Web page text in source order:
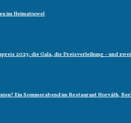
im Heimatjuwel
2023: die Gala, die Preisverleihung – und
Ein Sommerabend im Restaurant Horváth,